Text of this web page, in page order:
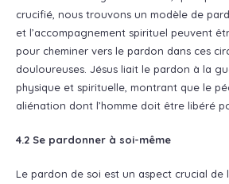
crucifié, nous trouvons un modèle de
et l’accompagnement spirituel peuvent
pour cheminer vers le pardon dans ces
douloureuses. Jésus liait le pardon à la
physique et spirituelle, montrant que le
aliénation dont l’homme doit être libéré
4.2 Se pardonner à soi-même
Le pardon de soi est un aspect crucial de